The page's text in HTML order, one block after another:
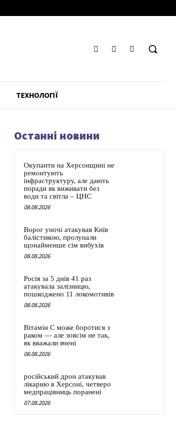
ТЕХНОЛОГІЇ
Останні новини
Окупанти на Херсонщині не
ремонтують
інфраструктуру, але дають
поради як виживати без
води та світла – ЦНС
08.08.2026
Ворог уночі атакував Київ
балістикою, пролунали
щонайменше сім вибухів
08.08.2026
Росія за 5 днів 41 раз
атакувала залізницю,
пошкоджено 11 локомотивів
08.08.2026
Вітамін C може боротися з
раком — але зовсім не так,
як вважали вчені
08.08.2026
російський дрон атакував
лікарню в Херсоні, четверо
медпрацівниць поранені
07.08.2026